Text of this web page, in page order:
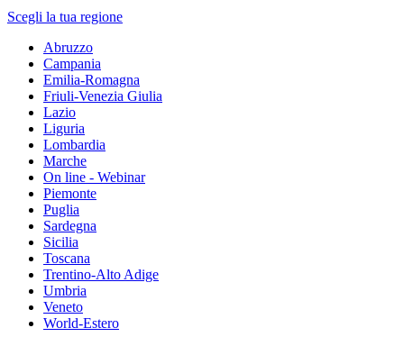
Scegli la tua regione
Abruzzo
Campania
Emilia-Romagna
Friuli-Venezia Giulia
Lazio
Liguria
Lombardia
Marche
On line - Webinar
Piemonte
Puglia
Sardegna
Sicilia
Toscana
Trentino-Alto Adige
Umbria
Veneto
World-Estero